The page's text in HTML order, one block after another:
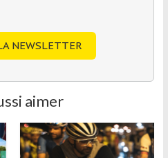
NEWSLETTER
aimer